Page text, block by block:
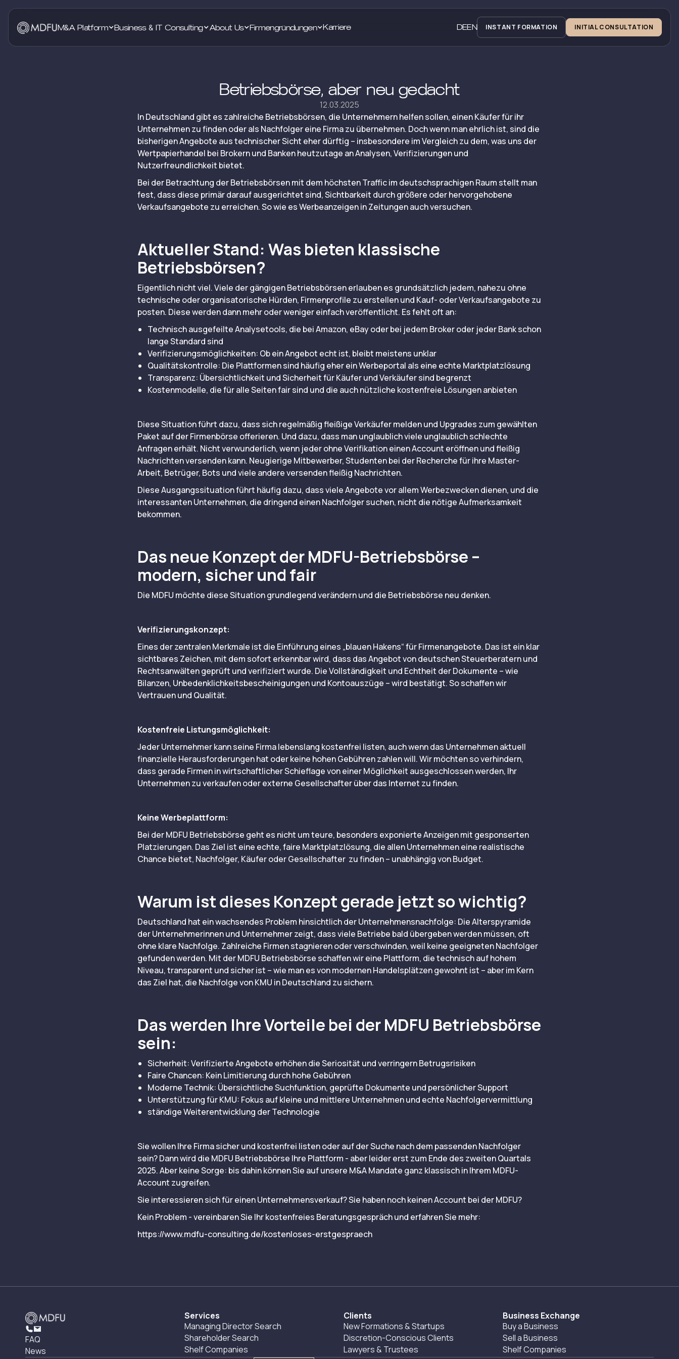
M&A Platform Business & IT Consulting About Us Firmengründungen Karriere DEEN INSTANT FORMATION INITIAL CONSULTATION
Betriebsbörse, aber neu gedacht
12.03.2025
In Deutschland gibt es zahlreiche Betriebsbörsen, die Unternehmern helfen sollen, einen Käufer für ihr
Unternehmen zu finden oder als Nachfolger eine Firma zu übernehmen. Doch wenn man ehrlich ist, sind die
bisherigen Angebote aus technischer Sicht eher dürftig – insbesondere im Vergleich zu dem, was uns der
Wertpapierhandel bei Brokern und Banken heutzutage an Analysen, Verifizierungen und
Nutzerfreundlichkeit bietet.
Bei der Betrachtung der Betriebsbörsen mit dem höchsten Traffic im deutschsprachigen Raum stellt man
fest, dass diese primär darauf ausgerichtet sind, Sichtbarkeit durch größere oder hervorgehobene
Verkaufsangebote zu erreichen. So wie es Werbeanzeigen in Zeitungen auch versuchen.
Aktueller Stand: Was bieten klassische
Betriebsbörsen?
Eigentlich nicht viel. Viele der gängigen Betriebsbörsen erlauben es grundsätzlich jedem, nahezu ohne
technische oder organisatorische Hürden, Firmenprofile zu erstellen und Kauf- oder Verkaufsangebote zu
posten. Diese werden dann mehr oder weniger einfach veröffentlicht. Es fehlt oft an:
Technisch ausgefeilte Analysetools, die bei Amazon, eBay oder bei jedem Broker oder jeder Bank schon
lange Standard sind
Verifizierungsmöglichkeiten: Ob ein Angebot echt ist, bleibt meistens unklar
Qualitätskontrolle: Die Plattformen sind häufig eher ein Werbeportal als eine echte Marktplatzlösung
Transparenz: Übersichtlichkeit und Sicherheit für Käufer und Verkäufer sind begrenzt
Kostenmodelle, die für alle Seiten fair sind und die auch nützliche kostenfreie Lösungen anbieten
Diese Situation führt dazu, dass sich regelmäßig fleißige Verkäufer melden und Upgrades zum gewählten
Paket auf der Firmenbörse offerieren. Und dazu, dass man unglaublich viele unglaublich schlechte
Anfragen erhält. Nicht verwunderlich, wenn jeder ohne Verifikation einen Account eröffnen und fleißig
Nachrichten versenden kann. Neugierige Mitbewerber, Studenten bei der Recherche für ihre Master-
Arbeit, Betrüger, Bots und viele andere versenden fleißig Nachrichten.
Diese Ausgangssituation führt häufig dazu, dass viele Angebote vor allem Werbezwecken dienen, und die
interessanten Unternehmen, die dringend einen Nachfolger suchen, nicht die nötige Aufmerksamkeit
bekommen.
Das neue Konzept der MDFU-Betriebsbörse –
modern, sicher und fair
Die MDFU möchte diese Situation grundlegend verändern und die Betriebsbörse neu denken.
Verifizierungskonzept:
Eines der zentralen Merkmale ist die Einführung eines „blauen Hakens“ für Firmenangebote. Das ist ein klar
sichtbares Zeichen, mit dem sofort erkennbar wird, dass das Angebot von deutschen Steuerberatern und
Rechtsanwälten geprüft und verifiziert wurde. Die Vollständigkeit und Echtheit der Dokumente – wie
Bilanzen, Unbedenklichkeitsbescheinigungen und Kontoauszüge – wird bestätigt. So schaffen wir
Vertrauen und Qualität.
Kostenfreie Listungsmöglichkeit:
Jeder Unternehmer kann seine Firma lebenslang kostenfrei listen, auch wenn das Unternehmen aktuell
finanzielle Herausforderungen hat oder keine hohen Gebühren zahlen will. Wir möchten so verhindern,
dass gerade Firmen in wirtschaftlicher Schieflage von einer Möglichkeit ausgeschlossen werden, Ihr
Unternehmen zu verkaufen oder externe Gesellschafter über das Internet zu finden.
Keine Werbeplattform:
Bei der MDFU Betriebsbörse geht es nicht um teure, besonders exponierte Anzeigen mit gesponserten
Platzierungen. Das Ziel ist eine echte, faire Marktplatzlösung, die allen Unternehmen eine realistische
Chance bietet, Nachfolger, Käufer oder Gesellschafter zu finden – unabhängig von Budget.
Warum ist dieses Konzept gerade jetzt so wichtig?
Deutschland hat ein wachsendes Problem hinsichtlich der Unternehmensnachfolge: Die Alterspyramide
der Unternehmerinnen und Unternehmer zeigt, dass viele Betriebe bald übergeben werden müssen, oft
ohne klare Nachfolge. Zahlreiche Firmen stagnieren oder verschwinden, weil keine geeigneten Nachfolger
gefunden werden. Mit der MDFU Betriebsbörse schaffen wir eine Plattform, die technisch auf hohem
Niveau, transparent und sicher ist – wie man es von modernen Handelsplätzen gewohnt ist – aber im Kern
das Ziel hat, die Nachfolge von KMU in Deutschland zu sichern.
Das werden Ihre Vorteile bei der MDFU Betriebsbörse
sein:
Sicherheit: Verifizierte Angebote erhöhen die Seriosität und verringern Betrugsrisiken
Faire Chancen: Kein Limitierung durch hohe Gebühren
Moderne Technik: Übersichtliche Suchfunktion, geprüfte Dokumente und persönlicher Support
Unterstützung für KMU: Fokus auf kleine und mittlere Unternehmen und echte Nachfolgervermittlung
ständige Weiterentwicklung der Technologie
Sie wollen Ihre Firma sicher und kostenfrei listen oder auf der Suche nach dem passenden Nachfolger
sein? Dann wird die MDFU Betriebsbörse Ihre Plattform - aber leider erst zum Ende des zweiten Quartals
2025. Aber keine Sorge: bis dahin können Sie auf unsere M&A Mandate ganz klassisch in Ihrem MDFU-
Account zugreifen.
Sie interessieren sich für einen Unternehmensverkauf? Sie haben noch keinen Account bei der MDFU?
Kein Problem - vereinbaren Sie Ihr kostenfreies Beratungsgespräch und erfahren Sie mehr:
https://www.mdfu-consulting.de/kostenloses-erstgespraech
FAQ
News
Services
Managing Director Search
Shareholder Search
Shelf Companies
Clients
New Formations & Startups
Discretion-Conscious Clients
Lawyers & Trustees
Business Exchange
Buy a Business
Sell a Business
Shelf Companies